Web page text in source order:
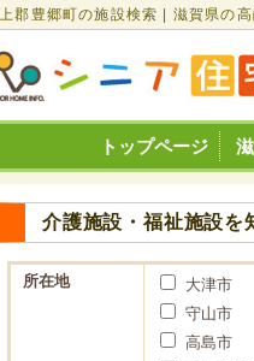
郡豊郷町の施設検索 | 滋賀県の
トップページ
介護施設・福祉施設を
所在地 大津市
守山市
高島市